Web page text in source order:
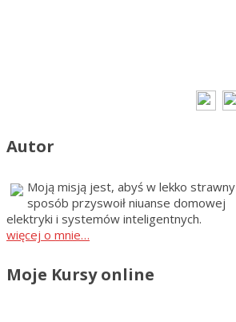
Autor
Moją misją jest, abyś w lekko strawny
sposób przyswoił niuanse domowej
elektryki i systemów inteligentnych.
więcej o mnie…
Moje Kursy online